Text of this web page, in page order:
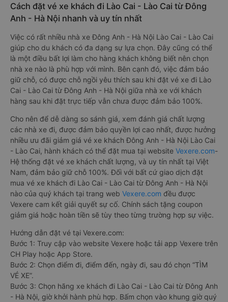
Cách đặt vé xe khách đi Lào Cai - Lào Cai từ Đông
Anh - Hà Nội nhanh và uy tín nhất
Việc có rất nhiều nhà xe Đông Anh - Hà Nội Lào Cai - Lào Cai
giúp cho du khách có đa dạng sự lựa chọn. Đây cũng có thể
là một điều bất lợi làm cho hàng khách không biết nên chọn
nhà xe nào là phù hợp với mình. Bên cạnh đó, việc đảm bảo
giữ chỗ, có được chỗ ngồi yêu thích sau khi đặt vé xe đi Lào
Cai - Lào Cai từ Đông Anh - Hà Nội giữa nhà xe với khách
hàng sau khi đặt trực tiếp vẫn chưa được đảm bảo 100%.
Cho nên để dễ dàng so sánh giá, xem đánh giá chất lượng
các nhà xe đi, được đảm bảo quyền lợi cao nhất, được hưởng
nhiều ưu đãi giảm giá vé xe khách Đông Anh - Hà Nội Lào Cai
- Lào Cai, hành khách có thể đặt mua tại website Vexere.com-
Hệ thống đặt vé xe khách chất lượng, và uy tín nhất tại Việt
Nam, đảm bảo giữ chỗ 100%. Đối với bất cứ giao dịch đặt
mua vé xe khách đi Lào Cai - Lào Cai từ Đông Anh - Hà Nội
nào của quý khách tại trang web Vexere.com đều được
Vexere cam kết giải quyết sự cố. Chính sách tặng coupon
giảm giá hoặc hoàn tiền sẽ tùy theo từng trường hợp sự việc.
Hướng dẫn đặt vé tại Vexere.com:
Bước 1: Truy cập vào website Vexere hoặc tải app Vexere trên
CH Play hoặc App Store.
Bước 2: Chọn điểm đi, điểm đến, ngày đi, sau đó chọn “TÌM
VÉ XE”.
Bước 3: Chọn hãng xe khách đi Lào Cai - Lào Cai từ Đông Anh
- Hà Nội, giờ khởi hành phù hợp. Bấm chọn vào khung giờ quý